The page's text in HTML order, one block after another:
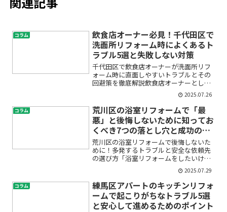
コラム
飲食店オーナー必見！千代田区で
洗面所リフォーム時によくあるト
ラブル5選と失敗しない対策
千代田区で飲食店オーナーが洗面所リフ
ォーム時に直面しやすいトラブルとその
回避策を徹底解説飲食店オーナーとして
「洗面所のリフォームや修理、そろそろ
必要かな」と思ったとき、まず心配なの
は「どんなトラブルが起こるの？」「費
用や工事の流れは？」とい...
2025.07.26
コラム
荒川区の浴室リフォームで「最
悪」と後悔しないために知ってお
くべき7つの落とし穴と成功の秘
訣
荒川区の浴室リフォームで後悔しないた
めに！多発するトラブルと安全な依頼先
の選び方「浴室リフォームをしたいけれ
ど、失敗やトラブルが心配…」「業者選
びを間違えて高額な追加請求や欠陥工事
になったらどうしよう」――そんな不安を抱
えていませんか？実は...
2025.07.29
コラム
練馬区アパートのキッチンリフォ
ームで起こりがちなトラブル5選
と安心して進めるためのポイント